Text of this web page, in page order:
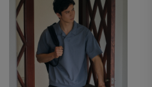
てももたつかず、腕のラインが